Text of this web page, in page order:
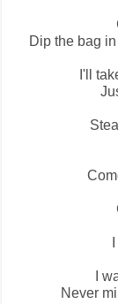
Dip the bag
I'll
I
Never